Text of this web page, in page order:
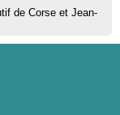
de Corse et Jean-